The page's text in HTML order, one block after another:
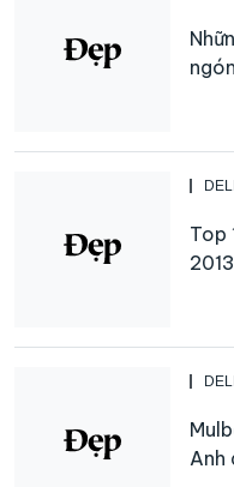
Top
2013
Anh